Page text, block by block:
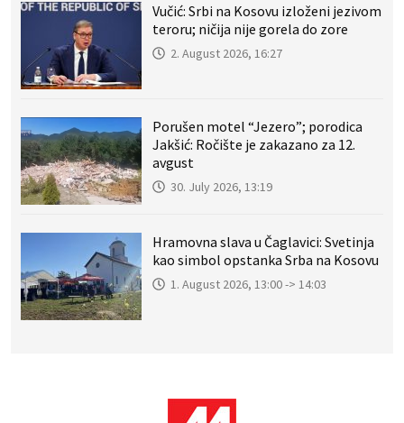
Vučić: Srbi na Kosovu izloženi jezivom
teroru; ničija nije gorela do zore
2. August 2026, 16:27
Porušen motel “Jezero”; porodica
Jakšić: Ročište je zakazano za 12.
avgust
30. July 2026, 13:19
Hramovna slava u Čaglavici: Svetinja
kao simbol opstanka Srba na Kosovu
1. August 2026, 13:00 -> 14:03